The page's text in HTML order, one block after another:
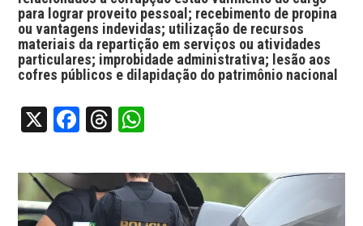
para lograr proveito pessoal; recebimento de propina
ou vantagens indevidas; utilização de recursos
materiais da repartição em serviços ou atividades
particulares; improbidade administrativa; lesão aos
cofres públicos e dilapidação do patrimônio nacional
X Facebook
Threads